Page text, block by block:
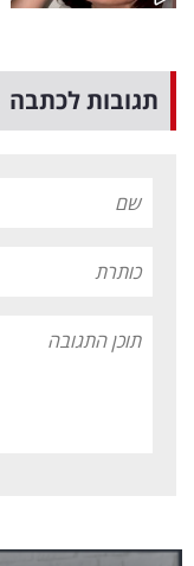
תגובות לכתבה